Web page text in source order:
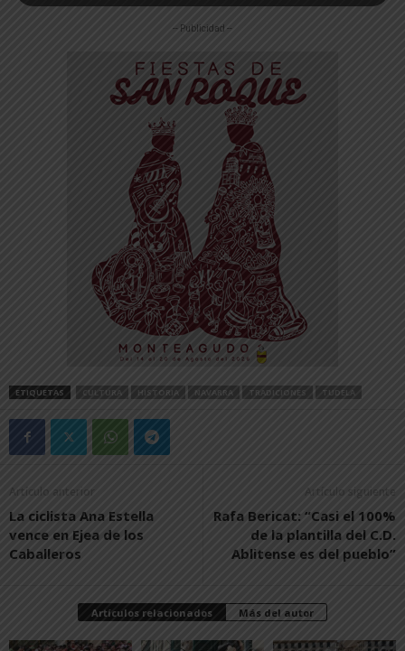
-- Publicidad --
ETIQUETAS CULTURA HISTORIA NAVARRA TRADICIONES TUDELA
Artículo anterior
La ciclista Ana Estella
vence en Ejea de los
Caballeros
Artículo siguiente
Rafa Bericat: “Casi el 100%
de la plantilla del C.D.
Ablitense es del pueblo”
Artículos relacionados Más del autor